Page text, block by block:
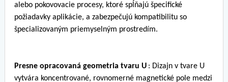
alebo pokovovacie procesy, ktoré spĺňajú špecifické
požiadavky aplikácie, a zabezpečujú kompatibilitu so
špecializovaným priemyselným prostredím.
Presne opracovaná geometria tvaru U : Dizajn v tvare U
vytvára koncentrované, rovnomerné magnetické pole medzi